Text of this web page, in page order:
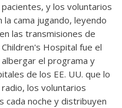
y los voluntarios
cama jugando, leyendo
las transmisiones de
Hospital fue el
el programa y
de los EE. UU. que lo
los voluntarios
cada noche y distribuyen